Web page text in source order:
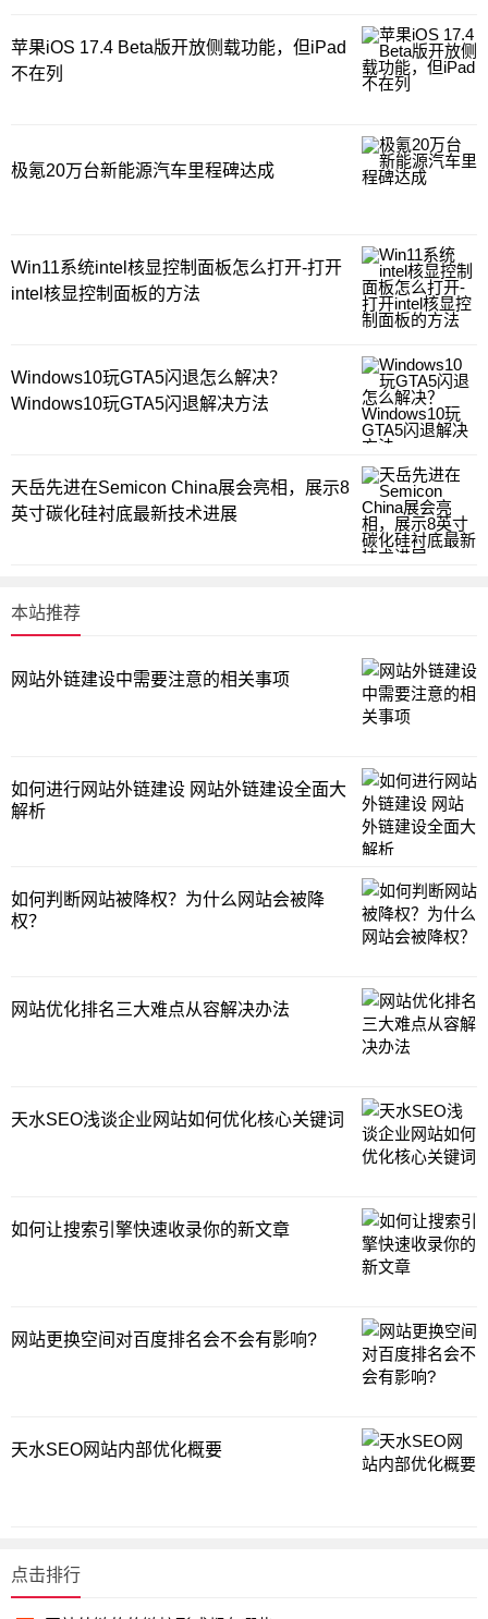
苹果iOS 17.4 Beta版开放侧载功能，但iPad
不在列
极氪20万台新能源汽车里程碑达成
Win11系统intel核显控制面板怎么打开-打开
intel核显控制面板的方法
Windows10玩GTA5闪退怎么解决？
Windows10玩GTA5闪退解决方法
天岳先进在Semicon China展会亮相，展示8
英寸碳化硅衬底最新技术进展
本站推荐
网站外链建设中需要注意的相关事项
如何进行网站外链建设 网站外链建设全面大
解析
如何判断网站被降权？为什么网站会被降
权？
网站优化排名三大难点从容解决办法
天水SEO浅谈企业网站如何优化核心关键词
如何让搜索引擎快速收录你的新文章
网站更换空间对百度排名会不会有影响?
天水SEO网站内部优化概要
点击排行